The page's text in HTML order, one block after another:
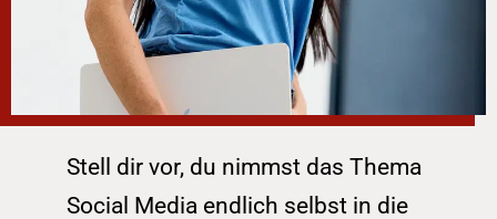
Stell dir vor, du nimmst das Thema
Social Media endlich selbst in die